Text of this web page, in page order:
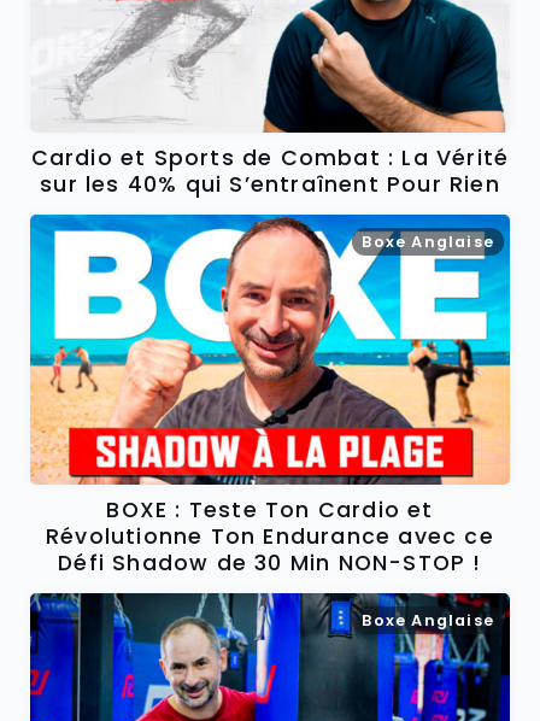
Cardio et Sports de Combat : La Vérité
sur les 40% qui S’entraînent Pour Rien
Boxe Anglaise
BOXE : Teste Ton Cardio et
Révolutionne Ton Endurance avec ce
Défi Shadow de 30 Min NON-STOP !
Boxe Anglaise